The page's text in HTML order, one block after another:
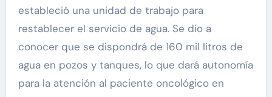
estableció una unidad de trabajo para
restablecer el servicio de agua. Se dio a
conocer que se dispondrá de 160 mil litros de
agua en pozos y tanques, lo que dará autonomía
para la atención al paciente oncológico en